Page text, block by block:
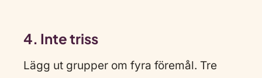
4. Inte triss
Lägg ut grupper om fyra föremål. Tre